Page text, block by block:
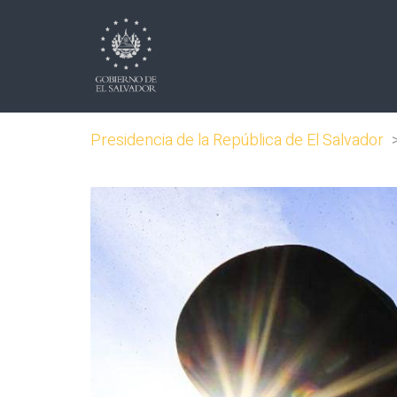
Presidencia de la República de El Salvador